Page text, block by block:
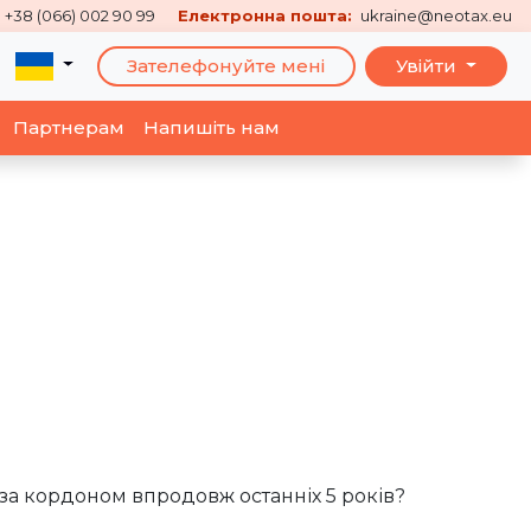
+38 (066) 002 90 99 Електронна пошта: ukraine@neotax.eu
Зателефонуйте мені Увійти
Партнерам Напишіть нам